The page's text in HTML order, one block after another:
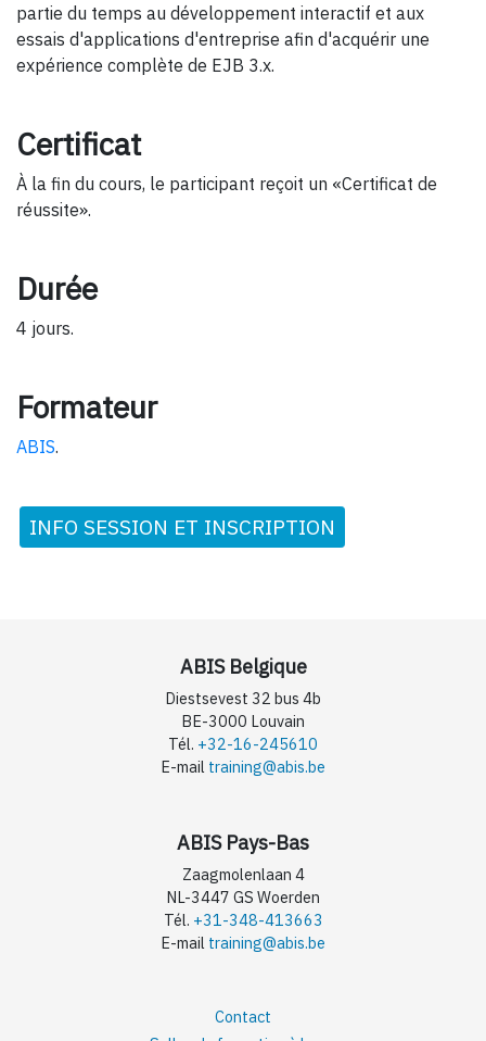
partie du temps au développement interactif et aux
essais d'applications d'entreprise afin d'acquérir une
expérience complète de EJB 3.x.
Certificat
À la fin du cours, le participant reçoit un «Certificat de
réussite».
Durée
4 jours.
Formateur
ABIS.
INFO SESSION ET INSCRIPTION
ABIS Belgique
Diestsevest 32 bus 4b
BE-3000 Louvain
Tél. +32-16-245610
E-mail training@abis.be
ABIS Pays-Bas
Zaagmolenlaan 4
NL-3447 GS Woerden
Tél. +31-348-413663
E-mail training@abis.be
Contact